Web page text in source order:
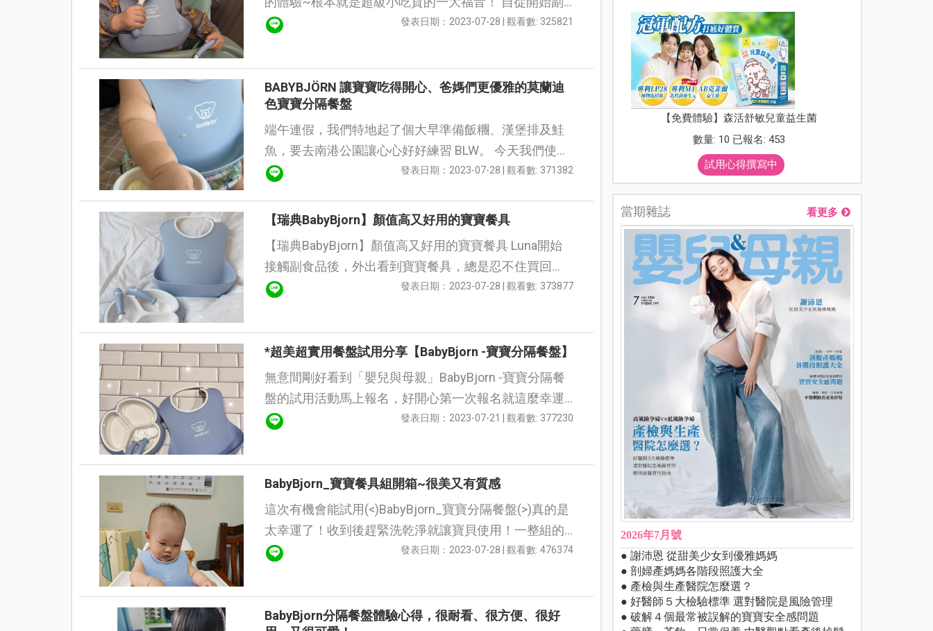
食品後媽咪我每天睡前都得思考一下菜單，然後搭配美
發表日期：2023-07-28 | 觀看數: 325821
BABYBJÖRN 讓寶寶吃得開心、爸媽們更優雅的莫蘭迪
色寶寶分隔餐盤
端午連假，我們特地起了個大早準備飯糰、漢堡排及鮭
魚，要去南港公園讓心心好好練習 BLW。 今天我們使用
的餐盤組是 符合FDA認證的 BABYBJÖRN &n...
發表日期：2023-07-28 | 觀看數: 371382
【瑞典BabyBjorn】顏值高又好用的寶寶餐具
【瑞典BabyBjorn】顏值高又好用的寶寶餐具 Luna開始
接觸副食品後，外出看到寶寶餐具，總是忍不住買回
來，使用後常覺得不順手又閒置了，顏值高又好用的寶
發表日期：2023-07-28 | 觀看數: 373877
*超美超實用餐盤試用分享【BabyBjorn -寶寶分隔餐盤】
無意間剛好看到「嬰兒與母親」BabyBjorn -寶寶分隔餐
盤的試用活動馬上報名，好開心第一次報名就這麼幸運
獲得試用的機會，而且效率極高，沒多久就收到體驗的
發表日期：2023-07-21 | 觀看數: 377230
BabyBjorn_寶寶餐具組開箱~很美又有質感
這次有機會能試用(<)BabyBjorn_寶寶分隔餐盤(>)真的是
太幸運了！收到後趕緊洗乾淨就讓寶貝使用！一整組的
BabyBjorn寶寶餐具禮盒，真的很美又有質感！連媽媽都
發表日期：2023-07-28 | 觀看數: 476374
BabyBjorn分隔餐盤體驗心得，很耐看、很方便、很好
【免費體驗】森活舒敏兒童益生菌
數量: 10 已報名: 453
試用心得撰寫中
當期雜誌 看更多
2026年7月號
● 謝沛恩 從甜美少女到優雅媽媽
● 剖婦產媽媽各階段照護大全
● 產檢與生產醫院怎麼選？
● 好醫師５大檢驗標準 選對醫院是風險管理
● 破解４個最常被誤解的寶寶安全感問題